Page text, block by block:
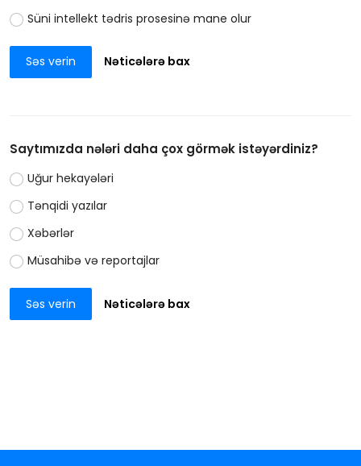
Süni intellekt tədris prosesinə mane olur
Səs verin Nəticələrə bax
Saytımızda nələri daha çox görmək istəyərdiniz?
Uğur hekayələri
Tənqidi yazılar
Xəbərlər
Müsahibə və reportajlar
Səs verin Nəticələrə bax